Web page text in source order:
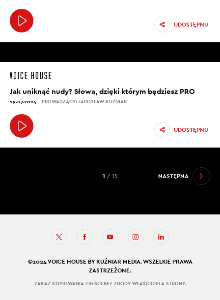
UDOSTĘPNIJ
Jak uniknąć nudy? Słowa, dzięki którym będziesz PRO
29.07.2024 PROWADZĄCY: JAROSŁAW KUŹNIAR
UDOSTĘPNIJ
NASTĘPNA
1 / 15
©2024 VOICE HOUSE BY KUŹNIAR MEDIA. WSZELKIE PRAWA
ZASTRZEŻONE.
ZAKAZ KOPIOWANIA TREŚCI BEZ ZGODY WŁAŚCICIELA STRONY.